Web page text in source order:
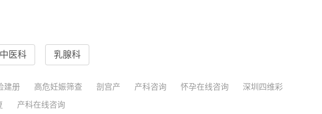
中医科 乳腺科
建册 高危妊娠筛查 剖宫产 产科咨询 怀孕在线咨询 深圳四维彩
产科在线咨询